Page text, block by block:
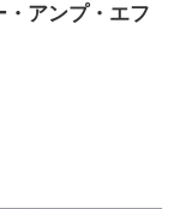
アンプ・エフ